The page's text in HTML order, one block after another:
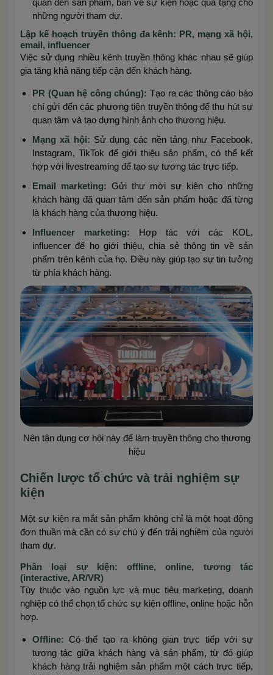
quan đến sản phẩm, bán vé sự kiện hoặc quà tặng cho
những người tham dự.
Lập kế hoạch truyền thông đa kênh: PR, mạng xã hội,
email, influencer
Việc sử dụng nhiều kênh truyền thông khác nhau sẽ giúp
gia tăng khả năng tiếp cận đến khách hàng.
PR (Quan hệ công chúng): Tạo ra các thông cáo báo
chí gửi đến các phương tiện truyền thông để thu hút sự
quan tâm và tạo dựng hình ảnh cho thương hiệu.
Mạng xã hội: Sử dụng các nền tảng như Facebook,
Instagram, TikTok để giới thiệu sản phẩm, có thể kết
hợp với livestreaming để tạo sự tương tác trực tiếp.
Email marketing: Gửi thư mời sự kiện cho những
khách hàng đã quan tâm đến sản phẩm hoặc đã từng
là khách hàng của thương hiệu.
Influencer marketing: Hợp tác với các KOL,
influencer để họ giới thiệu, chia sẻ thông tin về sản
phẩm trên kênh của họ. Điều này giúp tạo sự tin tưởng
từ phía khách hàng.
Nên tận dụng cơ hội này để làm truyền thông cho thương
hiệu
Chiến lược tổ chức và trải nghiệm sự
kiện
Một sự kiện ra mắt sản phẩm không chỉ là một hoạt động
đơn thuần mà cần có sự chú ý đến trải nghiệm của người
tham dự.
Phân loại sự kiện: offline, online, tương tác
(interactive, AR/VR)
Tùy thuộc vào nguồn lực và mục tiêu marketing, doanh
nghiệp có thể chọn tổ chức sự kiện offline, online hoặc hỗn
hợp.
Offline: Có thể tạo ra không gian trực tiếp với sự
tương tác giữa khách hàng và sản phẩm, từ đó giúp
khách hàng trải nghiệm sản phẩm một cách trực tiếp,